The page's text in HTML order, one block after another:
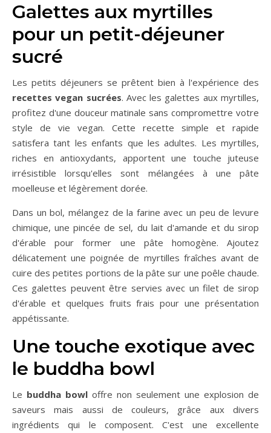
Galettes aux myrtilles
pour un petit-déjeuner
sucré
Les petits déjeuners se prêtent bien à l'expérience des
recettes vegan sucrées. Avec les galettes aux myrtilles,
profitez d'une douceur matinale sans compromettre votre
style de vie vegan. Cette recette simple et rapide
satisfera tant les enfants que les adultes. Les myrtilles,
riches en antioxydants, apportent une touche juteuse
irrésistible lorsqu'elles sont mélangées à une pâte
moelleuse et légèrement dorée.
Dans un bol, mélangez de la farine avec un peu de levure
chimique, une pincée de sel, du lait d'amande et du sirop
d'érable pour former une pâte homogène. Ajoutez
délicatement une poignée de myrtilles fraîches avant de
cuire des petites portions de la pâte sur une poêle chaude.
Ces galettes peuvent être servies avec un filet de sirop
d'érable et quelques fruits frais pour une présentation
appétissante.
Une touche exotique avec
le buddha bowl
Le buddha bowl offre non seulement une explosion de
saveurs mais aussi de couleurs, grâce aux divers
ingrédients qui le composent. C'est une excellente